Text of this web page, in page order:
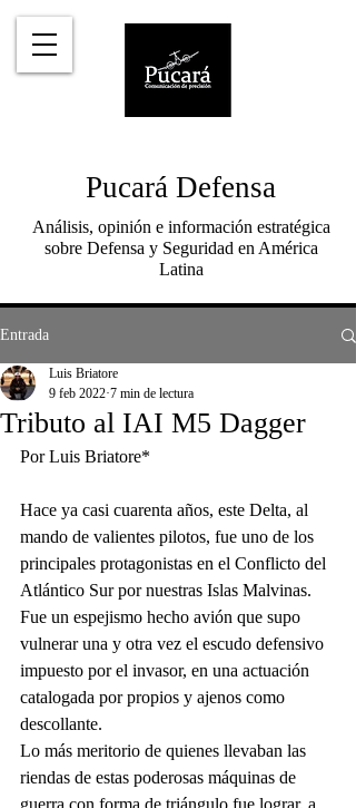
Pucará Defensa
Análisis, opinión e información estratégica
sobre Defensa y Seguridad en América
Latina
Entrada
Tributo al IAI M5 Dagger
Luis Briatore
9 feb 2022 7 min de lectura
Por Luis Briatore*
Hace ya casi cuarenta años, este Delta, al
mando de valientes pilotos, fue uno de los
principales protagonistas en el Conflicto del
Atlántico Sur por nuestras Islas Malvinas.
Fue un espejismo hecho avión que supo
vulnerar una y otra vez el escudo defensivo
impuesto por el invasor, en una actuación
catalogada por propios y ajenos como
descollante.
Lo más meritorio de quienes llevaban las
riendas de estas poderosas máquinas de
guerra con forma de triángulo fue lograr, a